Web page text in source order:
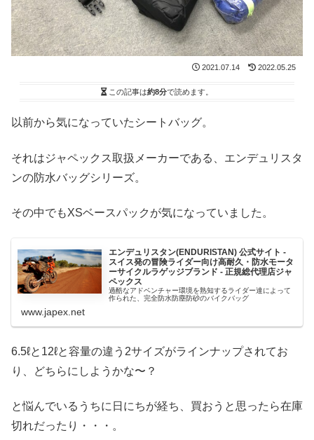
2021.07.14 2022.05.25
この記事は約8分で読めます。
以前から気になっていたシートバッグ。
それはジャペックス取扱メーカーである、エンデュリスタ
ンの防水バッグシリーズ。
その中でもXSベースパックが気になっていました。
エンデュリスタン(ENDURISTAN) 公式サイト -
スイス発の冒険ライダー向け高耐久・防水モータ
ーサイクルラゲッジブランド - 正規総代理店ジャ
ペックス
過酷なアドベンチャー環境を熟知するライダー達によって
作られた、完全防水防塵防砂のバイクバッグ
www.japex.net
6.5ℓと12ℓと容量の違う2サイズがラインナップされてお
り、どちらにしようかな〜？
と悩んでいるうちに日にちが経ち、買おうと思ったら在庫
切れだったり・・・。